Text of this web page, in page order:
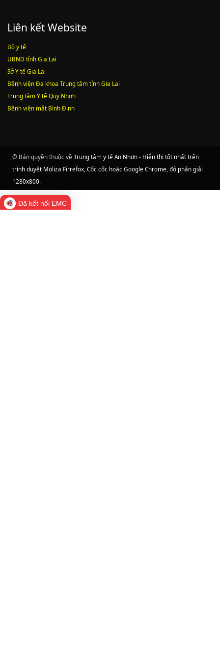
Liên kết Website
Bộ y tế
UBND tỉnh Gia Lai
Sở Y tế Gia Lai
Bệnh viện Đa khoa Trung tâm tỉnh Gia Lai
Trung tâm Y tế Quy Nhơn
Bệnh viện mắt Bình Định
© Bản quyền thuộc về Trung tâm y tế An Nhơn - Hiển thị tốt nhất trên
trình duyệt Moliza Firrefox, Cốc cốc hoặc Google Chrome, độ phân giải
1280x800.
Đã kết nối EMC